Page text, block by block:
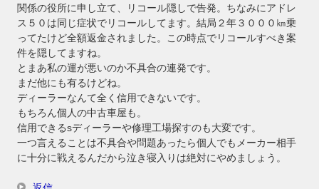
関係の役所に申し立て、リコール隠しで告発。ちなみにアドレ
ス５０は同じ症状でリコールしてます。結局２年３０００㎞乗
ってたけど全額返金されました。この時点でリコールすべき案
件を隠してますね。
とまあ私の運が悪いのか不具合の連発です。
まだ他にも有るけどね。
ディーラーなんて全く信用できないです。
もちろん個人の中古車屋も。
信用できるsディーラーや修理工場探すのも大変です。
一つ言えることは不具合や問題あったら個人でもメーカー相手
に十分に戦えるんだから泣き寝入りは絶対にやめましょう。